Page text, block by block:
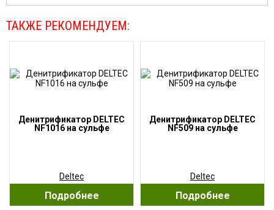
ТАКЖЕ РЕКОМЕНДУЕМ:
Денитрификатор DELTEC
NF1016 на сульфе
Deltec
Подробнее
Денитрификатор DELTEC
NF509 на сульфе
Deltec
Подробнее